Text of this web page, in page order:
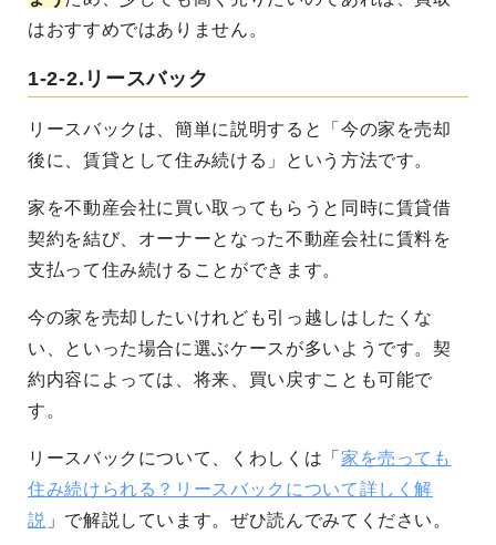
はおすすめではありません。
1-2-2.リースバック
リースバックは、簡単に説明すると「今の家を売却
後に、賃貸として住み続ける」という方法です。
家を不動産会社に買い取ってもらうと同時に賃貸借
契約を結び、オーナーとなった不動産会社に賃料を
支払って住み続けることができます。
今の家を売却したいけれども引っ越しはしたくな
い、といった場合に選ぶケースが多いようです。契
約内容によっては、将来、買い戻すことも可能で
す。
リースバックについて、くわしくは「 家を売っても
住み続けられる？リースバックについて詳しく解
説 」で解説しています。ぜひ読んでみてください。